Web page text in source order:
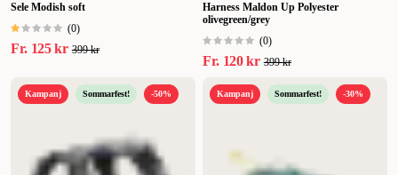
Sele Modish soft
(0)
Fr. 125 kr 399 kr
Harness Maldon Up Polyester
olivegreen/grey
(0)
Fr. 120 kr 399 kr
Kampanj Sommarfest! -50% Kampanj Sommarfest! -30%